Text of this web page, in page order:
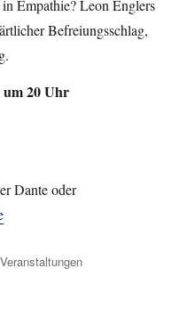
Empathie? Leon Englers
Befreiungsschlag,
um 20 Uhr
Dante oder
Kategorien
Veranstaltungen